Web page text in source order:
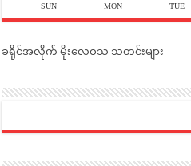
SUN MON TUE
ခရိုင်အလိုက် မိုးလေဝသ သတင်းများ